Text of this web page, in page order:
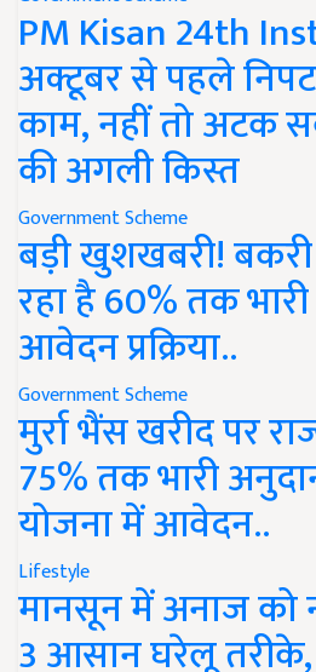
PM Kisan 24th
अक्टूबर से पहले
काम, नहीं तो अटक
की अगली किस्त
Government Scheme
बड़ी खुशखबरी!
रहा है 60% तक
आवेदन प्रक्रिया..
Government Scheme
मुर्रा भैंस खरीद पर
75% तक भारी
योजना में आवेदन..
Lifestyle
मानसून में अनाज को
3 आसान घरेलू